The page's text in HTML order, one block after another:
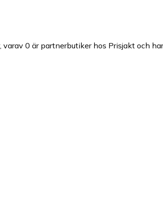
0 är partnerbutiker hos Prisjakt och